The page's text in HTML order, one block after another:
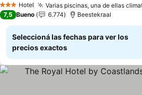
3 Estrellas
Hotel Varias piscinas, una de ellas
7,5 Bueno 6.774 Beestekraal
Seleccioná las fechas para ver los
precios exactos